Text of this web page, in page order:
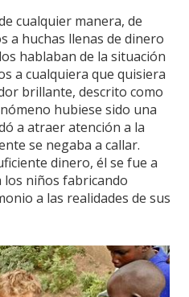
cualquier manera, de
a huchas llenas de dinero
hablaban de la situación
a cualquiera que quisiera
brillante, descrito como
hubiese sido una
a atraer atención a la
se negaba a callar.
dinero, él se fue a
los niños fabricando
a las realidades de sus